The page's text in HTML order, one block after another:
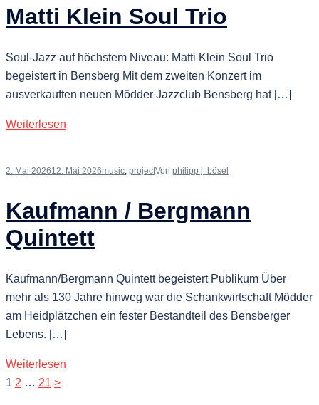
Matti Klein Soul Trio
Soul-Jazz auf höchstem Niveau: Matti Klein Soul Trio
begeistert in Bensberg Mit dem zweiten Konzert im
ausverkauften neuen Mödder Jazzclub Bensberg hat […]
Weiterlesen
2. Mai 202612. Mai 2026music, projectVon philipp j. bösel
Kaufmann / Bergmann
Quintett
Kaufmann/Bergmann Quintett begeistert Publikum Über
mehr als 130 Jahre hinweg war die Schankwirtschaft Mödder
am Heidplätzchen ein fester Bestandteil des Bensberger
Lebens. […]
Weiterlesen
Seitennummerierung
1 2 … 21 >